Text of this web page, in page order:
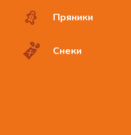
Пряники
Снеки